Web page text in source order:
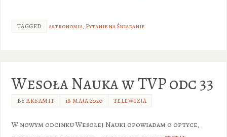
TAGGED astronomia, Pytanie na Śniadanie
Wesoła Nauka w TVP odc 33
BYAKSAMIT 18 MAJA 2020 TELEWIZJA
W nowym odcinku Wesołej Nauki opowiadam o optyce,